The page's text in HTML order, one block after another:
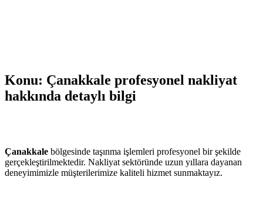
Konu: Çanakkale profesyonel nakliyat
hakkında detaylı bilgi
Çanakkale bölgesinde taşınma işlemleri profesyonel bir şekilde
gerçekleştirilmektedir. Nakliyat sektöründe uzun yıllara dayanan
deneyimimizle müşterilerimize kaliteli hizmet sunmaktayız.